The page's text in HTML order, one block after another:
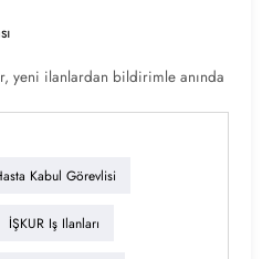
yeni ilanlardan bildirimle anında
Kabul Görevlisi
İŞKUR Iş Ilanları